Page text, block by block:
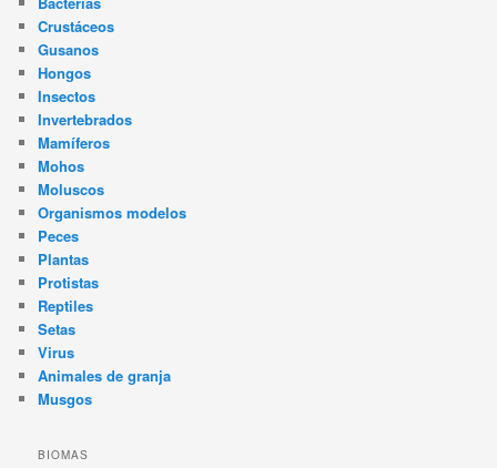
Crustáceos
Gusanos
Hongos
Insectos
Invertebrados
Mamíferos
Mohos
Moluscos
Organismos modelos
Peces
Plantas
Protistas
Reptiles
Setas
Virus
Animales de granja
Musgos
BIOMAS